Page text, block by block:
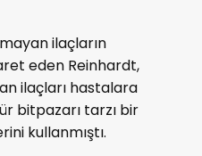
ilaçların
eden Reinhardt,
ilaçları hastalara
bitpazarı tarzı bir
kullanmıştı.